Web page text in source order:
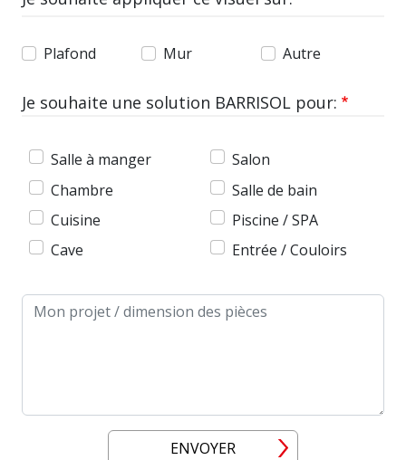
Plafond Mur Autre
Je souhaite une solution BARRISOL pour:
Salle à manger
Salon
Chambre
Salle de bain
Cuisine
Piscine / SPA
Cave
Entrée / Couloirs
Message
ENVOYER